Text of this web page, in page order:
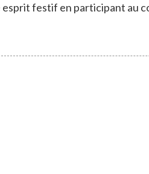
festif en participant au